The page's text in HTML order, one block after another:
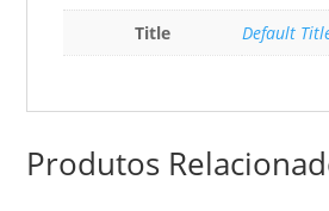
Title
Default
Produtos